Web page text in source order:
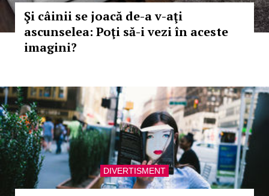
Şi câinii se joacă de-a v-aţi
ascunselea: Poţi să-i vezi în aceste
imagini?
DIVERTISMENT